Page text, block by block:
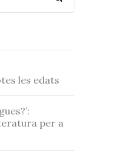
les edats
per a